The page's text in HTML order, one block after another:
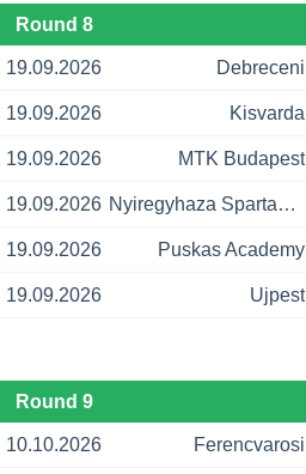
Round 8
19.09.2026 Debreceni
19.09.2026 Kisvarda
19.09.2026 MTK Budapest
19.09.2026 Nyiregyhaza Spartacus
19.09.2026 Puskas Academy
19.09.2026 Ujpest
Round 9
10.10.2026 Ferencvarosi